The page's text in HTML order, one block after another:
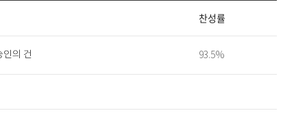
찬성률
인의 건 93.5%